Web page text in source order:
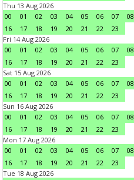
Thu 13 Aug 2026
00
01 02 03 04 05 06 07 08
16
17 18 19 20 21 22
23
Fri 14 Aug 2026
00
01 02 03 04 05 06 07 08
16
17 18 19 20 21 22
23
Sat 15 Aug 2026
00
01 02 03 04 05 06 07 08
16
17 18 19 20 21 22
23
Sun 16 Aug 2026
00
01 02 03 04 05 06 07 08
16
17 18 19 20 21 22
23
Mon 17 Aug 2026
00
01 02 03 04 05 06 07 08
16
17 18 19 20 21 22
23
Tue 18 Aug 2026